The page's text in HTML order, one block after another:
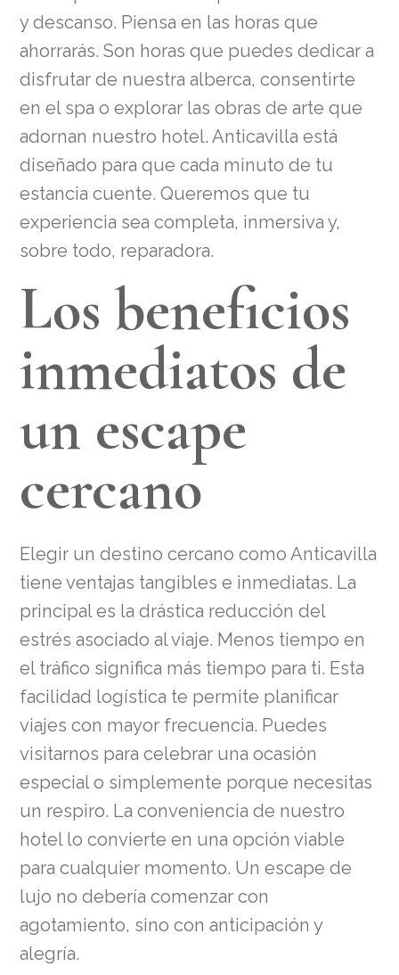
y descanso. Piensa en las horas que
ahorrarás. Son horas que puedes dedicar a
disfrutar de nuestra alberca, consentirte
en el spa o explorar las obras de arte que
adornan nuestro hotel. Anticavilla está
diseñado para que cada minuto de tu
estancia cuente. Queremos que tu
experiencia sea completa, inmersiva y,
sobre todo, reparadora.
Los beneficios
inmediatos de
un escape
cercano
Elegir un destino cercano como Anticavilla
tiene ventajas tangibles e inmediatas. La
principal es la drástica reducción del
estrés asociado al viaje. Menos tiempo en
el tráfico significa más tiempo para ti. Esta
facilidad logística te permite planificar
viajes con mayor frecuencia. Puedes
visitarnos para celebrar una ocasión
especial o simplemente porque necesitas
un respiro. La conveniencia de nuestro
hotel lo convierte en una opción viable
para cualquier momento. Un escape de
lujo no debería comenzar con
agotamiento, sino con anticipación y
alegría.